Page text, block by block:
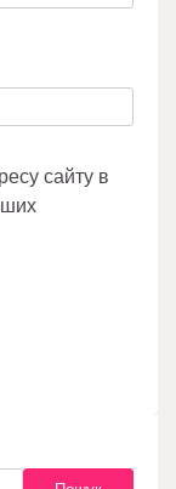
сайту в